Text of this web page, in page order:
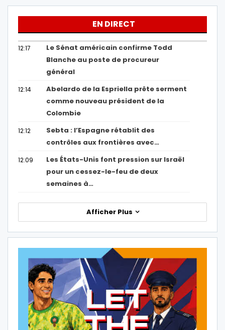
EN DIRECT
12:17
Le Sénat américain confirme Todd
Blanche au poste de procureur
général
12:14
Abelardo de la Espriella prête serment
comme nouveau président de la
Colombie
12:12
Sebta : l’Espagne rétablit des
contrôles aux frontières avec…
12:09
Les États-Unis font pression sur Israël
pour un cessez-le-feu de deux
semaines à…
Afficher Plus